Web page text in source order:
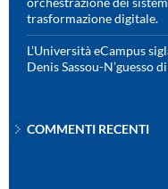
trasformazione digitale.
L’Università eCampus
Denis Sassou-N’guesso
COMMENTI RECENTI